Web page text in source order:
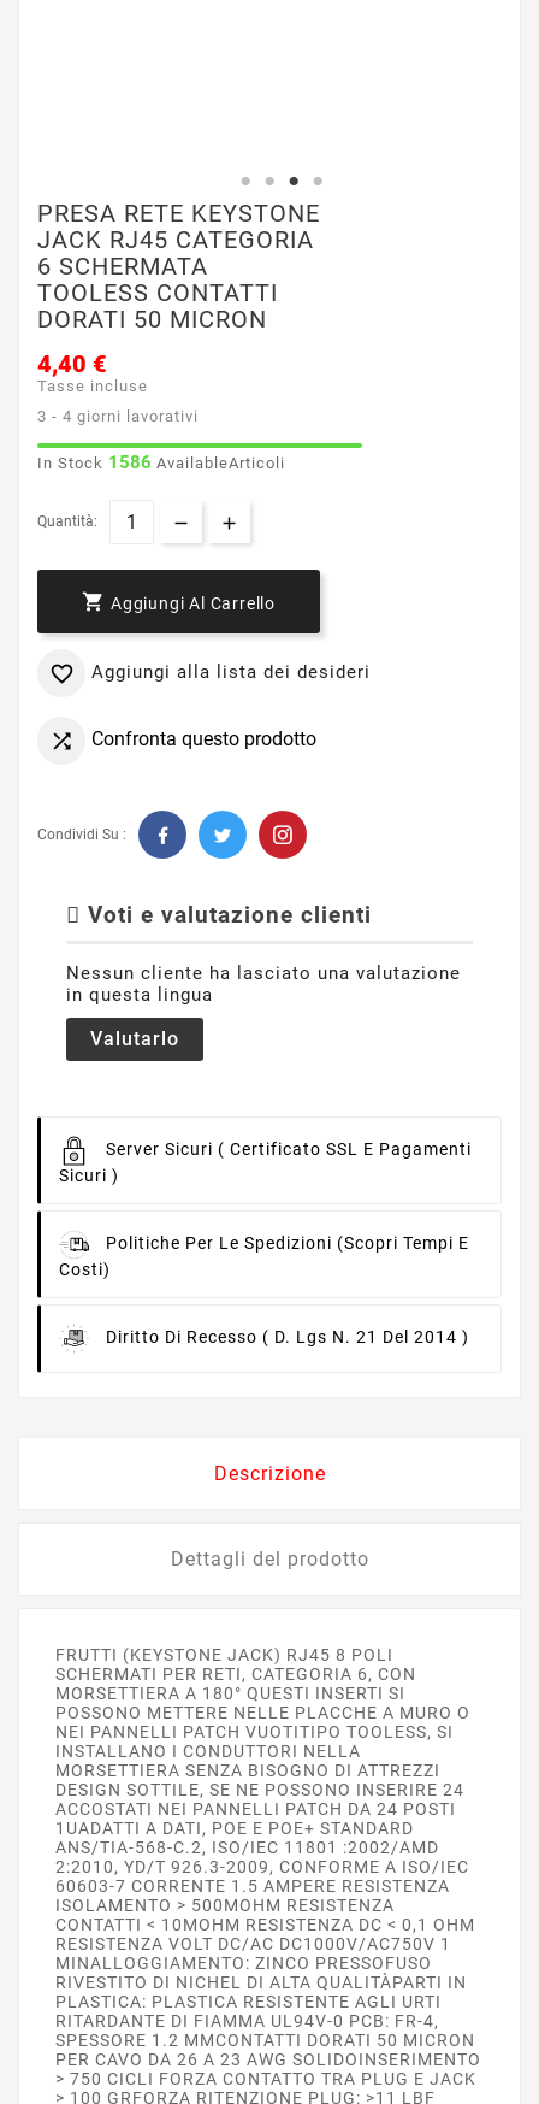
PRESA RETE KEYSTONE
JACK RJ45 CATEGORIA
6 SCHERMATA
TOOLESS CONTATTI
DORATI 50 MICRON
4,40 €
Tasse incluse
3 - 4 giorni lavorativi
In Stock 1586 AvailableArticoli
Quantità:
 Aggiungi Al Carrello
 Aggiungi alla lista dei desideri
 Confronta questo prodotto
Condividi Su :
Voti e valutazione clienti
Nessun cliente ha lasciato una valutazione
in questa lingua
Valutarlo
Server Sicuri ( Certificato SSL E Pagamenti
Sicuri )
Politiche Per Le Spedizioni (scopri Tempi E
Costi)
Diritto Di Recesso ( D. Lgs N. 21 Del 2014 )
Descrizione
Dettagli del prodotto
FRUTTI (KEYSTONE JACK) RJ45 8 POLI
SCHERMATI PER RETI, CATEGORIA 6, CON
MORSETTIERA A 180° QUESTI INSERTI SI
POSSONO METTERE NELLE PLACCHE A MURO O
NEI PANNELLI PATCH VUOTITIPO TOOLESS, SI
INSTALLANO I CONDUTTORI NELLA
MORSETTIERA SENZA BISOGNO DI ATTREZZI
DESIGN SOTTILE, SE NE POSSONO INSERIRE 24
ACCOSTATI NEI PANNELLI PATCH DA 24 POSTI
1UADATTI A DATI, POE E POE+ STANDARD
ANS/TIA-568-C.2, ISO/IEC 11801 :2002/AMD
2:2010, YD/T 926.3-2009, CONFORME A ISO/IEC
60603-7 CORRENTE 1.5 AMPERE RESISTENZA
ISOLAMENTO > 500MOHM RESISTENZA
CONTATTI < 10MOHM RESISTENZA DC < 0,1 OHM
RESISTENZA VOLT DC/AC DC1000V/AC750V 1
MINALLOGGIAMENTO: ZINCO PRESSOFUSO
RIVESTITO DI NICHEL DI ALTA QUALITÀPARTI IN
PLASTICA: PLASTICA RESISTENTE AGLI URTI
RITARDANTE DI FIAMMA UL94V-0 PCB: FR-4,
SPESSORE 1.2 MMCONTATTI DORATI 50 MICRON
PER CAVO DA 26 A 23 AWG SOLIDOINSERIMENTO
> 750 CICLI FORZA CONTATTO TRA PLUG E JACK
> 100 GRFORZA RITENZIONE PLUG: >11 LBF